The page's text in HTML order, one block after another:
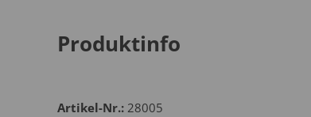
Produktinfo
Artikel-Nr.: 28005